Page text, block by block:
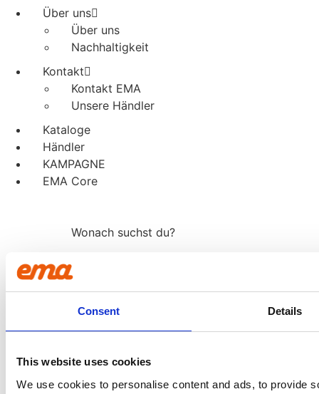
Consent Details
This website uses cookies
We use cookies to personalise content and ads, to provide
Über uns
Über uns
Nachhaltigkeit
Kontakt
Kontakt EMA
Unsere Händler
Kataloge
Händler
KAMPAGNE
EMA Core
Wonach suchst du?
search